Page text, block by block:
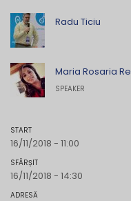
Radu Ticiu
Maria Rosaria Re
SPEAKER
START
16/11/2018 - 11:00
SFÂRȘIT
16/11/2018 - 14:30
ADRESĂ